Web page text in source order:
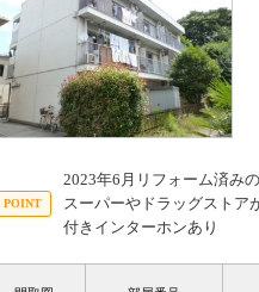
2023年6月リフォーム済み
スーパーやドラッグスト
付きインターホンあり